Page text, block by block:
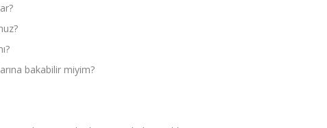
bakabilir miyim?